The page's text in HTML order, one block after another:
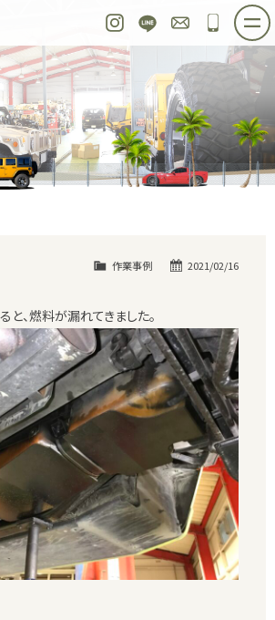
Instagram
LINE お問い合わせ
048-
在庫車情報 ご購入プラン
パーツ販売 買取＆オーダー
工場紹介 会社概要
求人情報 公式ブログ
2021/02/16
作業事例
と、燃料が漏れてきました。